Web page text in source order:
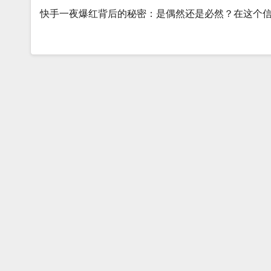
快手一夜爆红背后的秘密：是偶然还是必然？在这个